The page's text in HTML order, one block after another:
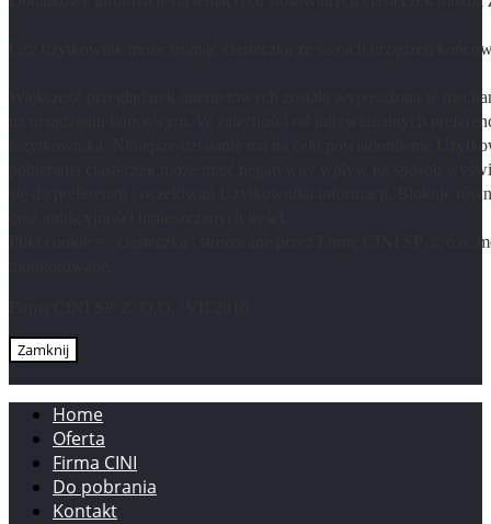
Czy użytkownik może usunąć ciasteczka ze swoich urządzeń
Większość przeglądarek internetowych została wyposażona w
na urządzeniu końcowym. W zależności od indywidualnych
Użytkownika. Niniejsze działanie ma na celu powiadomienie
pobierania ciasteczek może mieć negatywny wpływ na sposób
się do preferencji i oczekiwań Użytkownika informacji. Blokuje
Pliki cookie = "ciasteczka" stosowane przez Firmę CINI SP. z.
Zamknij
Home
Oferta
Firma CINI
Do pobrania
Kontakt